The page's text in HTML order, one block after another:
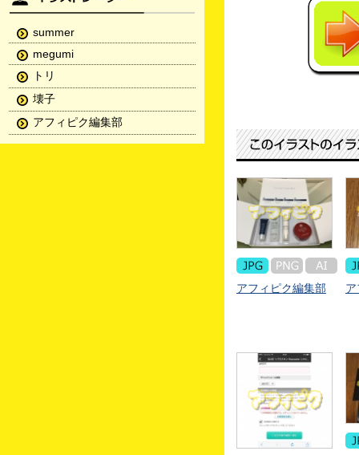
アフィピク編集部
summer
megumi
トリ
壊子
アフィピク編集部